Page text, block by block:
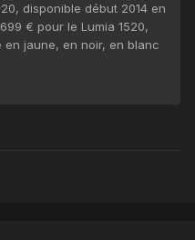
disponible début 2014 en
€ pour le Lumia 1520,
jaune, en noir, en blanc